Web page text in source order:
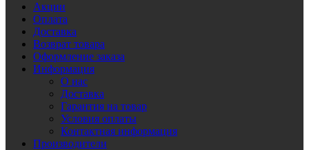
Акции
Оплата
Доставка
Возврат товара
Оформление заказа
Информация
О нас
Доставка
Гарантия на товар
Условия оплаты
Контактная информация
Производители